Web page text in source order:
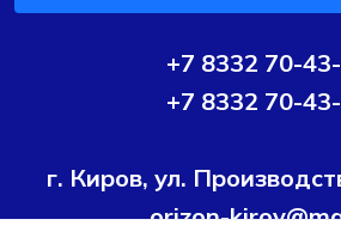
+7 8332 70-
+7 8332 70-
г. Киров, ул.
orizon-